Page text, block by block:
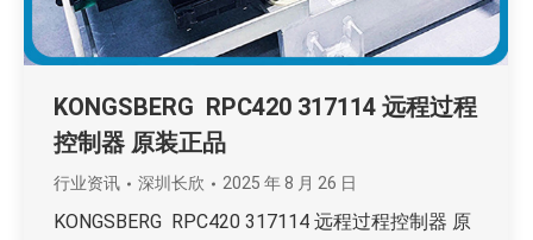
KONGSBERG RPC420 317114 远程过程
控制器 原装正品
行业资讯 深圳长欣 2025 年 8 月 26 日
KONGSBERG RPC420 317114 远程过程控制器 原